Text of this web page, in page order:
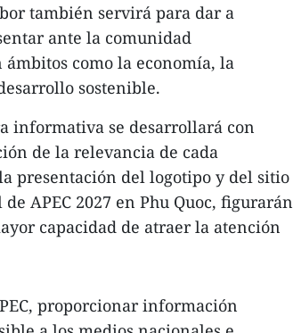
también servirá para dar a
ante la comunidad
como la economía, la
sostenible.
informativa se desarrollará con
de la relevancia de cada
presentación del logotipo y del sitio
APEC 2027 en Phu Quoc, figurarán
capacidad de atraer la atención
proporcionar información